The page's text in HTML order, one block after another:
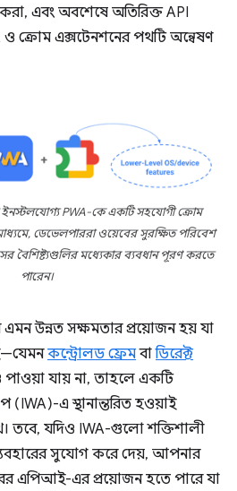
এবং অবশেষে অতিরিক্ত API
এক্সটেনশনের পথটি অন্বেষণ
ইনস্টলযোগ্য PWA-কে একটি সহযোগী ক্রোম
ডেভেলপাররা ওয়েবের সুরক্ষিত পরিবেশ
বৈশিষ্ট্যগুলির মধ্যেকার ব্যবধান পূরণ করতে
পারেন।
এমন উন্নত সক্ষমতার প্রয়োজন হয় যা
কন্ট্রোলড ফ্রেমবাডিরেক্ট
যায় না, তাহলে একটি
এ স্থানান্তরিত হওয়াই
তবে, যদিও IWA-গুলো শক্তিশালী
সুযোগ করে দেয়, আপনার
এপিআই-এর প্রয়োজন হতে পারে যা